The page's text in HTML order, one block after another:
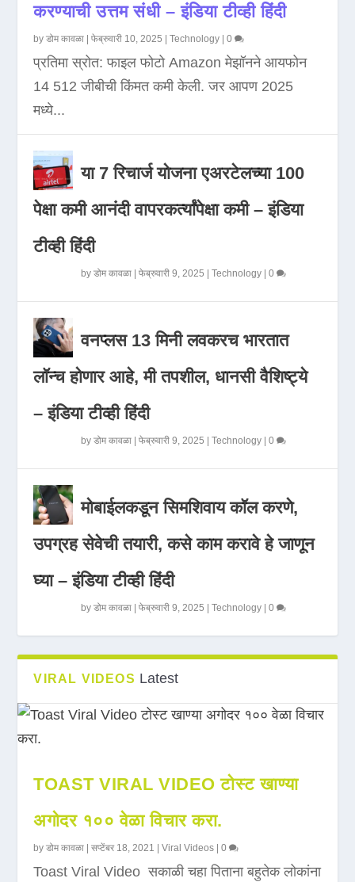
करण्याची उत्तम संधी – इंडिया टीव्ही हिंदी
byडोम कावळा |फेब्रुवारी 10, 2025 |Technology |0
प्रतिमा स्रोत: फाइल फोटो Amazon मेझॉनने आयफोन
14 512 जीबीची किंमत कमी केली. जर आपण 2025
मध्ये...
या 7 रिचार्ज योजना एअरटेलच्या 100
पेक्षा कमी आनंदी वापरकर्त्यांपेक्षा कमी – इंडिया
टीव्ही हिंदी
byडोम कावळा |फेब्रुवारी 9, 2025 |Technology |0
वनप्लस 13 मिनी लवकरच भारतात
लॉन्च होणार आहे, मी तपशील, धानसी वैशिष्ट्ये
– इंडिया टीव्ही हिंदी
byडोम कावळा |फेब्रुवारी 9, 2025 |Technology |0
मोबाईलकडून सिमशिवाय कॉल करणे,
उपग्रह सेवेची तयारी, कसे काम करावे हे जाणून
घ्या – इंडिया टीव्ही हिंदी
byडोम कावळा |फेब्रुवारी 9, 2025 |Technology |0
VIRAL VIDEOS Latest
TOAST VIRAL VIDEO टोस्ट खाण्या
अगोदर १०० वेळा विचार करा.
byडोम कावळा |सप्टेंबर 18, 2021 |Viral Videos |0
Toast Viral Video सकाळी चहा पिताना बहुतेक लोकांना